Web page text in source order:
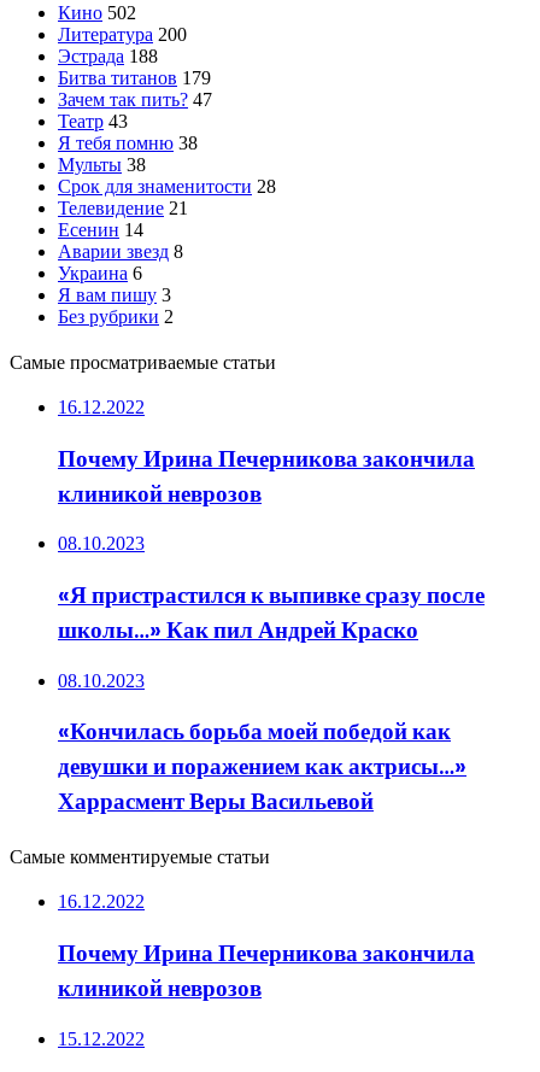
Кино 502
Литература 200
Эстрада 188
Битва титанов 179
Зачем так пить? 47
Театр 43
Я тебя помню 38
Мульты 38
Срок для знаменитости 28
Телевидение 21
Есенин 14
Аварии звезд 8
Украина 6
Я вам пишу 3
Без рубрики 2
Самые просматриваемые статьи
16.12.2022
Почему Ирина Печерникова закончила
клиникой неврозов
08.10.2023
«Я пристрастился к выпивке сразу после
школы…» Как пил Андрей Краско
08.10.2023
«Кончилась борьба моей победой как
девушки и поражением как актрисы…»
Харрасмент Веры Васильевой
Самые комментируемые статьи
16.12.2022
Почему Ирина Печерникова закончила
клиникой неврозов
15.12.2022